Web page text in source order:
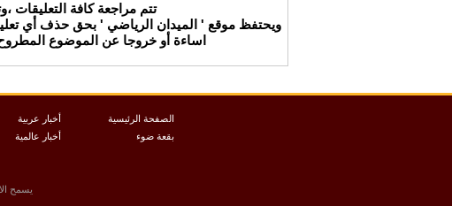
تتم مراجعة كافة التعليقات
ويحتفظ موقع ' الميدان الرياضي ' بحق حذف أي
اساءة أو خروجا عن الموضوع
الصفحة الرئيسية
بقعة ضوء
أخبار عربية
أخبار عالمية
يسمح